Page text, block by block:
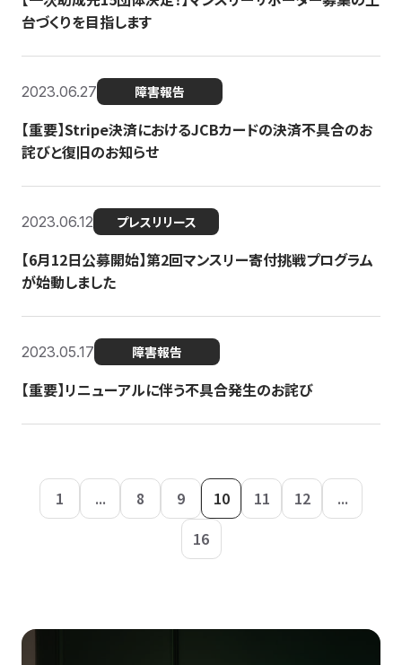
台づくりを目指します
2023.06.27 障害報告
【重要】Stripe決済におけるJCBカードの決済不具合のお
詫びと復旧のお知らせ
2023.06.12 プレスリリース
【6月12日公募開始】第2回マンスリー寄付挑戦プログラム
が始動しました
2023.05.17 障害報告
【重要】リニューアルに伴う不具合発生のお詫び
1 ... 8 9 10 11 12
...
16